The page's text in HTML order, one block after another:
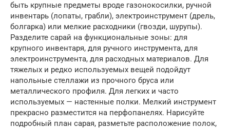
быть крупные предметы вроде газонокосилки, ручной
инвентарь (лопаты, грабли), электроинструмент (дрель,
болгарка) или мелкие расходники (гвозди, шурупы).
Разделите сарай на функциональные зоны: для
крупного инвентаря, для ручного инструмента, для
электроинструмента, для расходных материалов. Для
тяжелых и редко используемых вещей подойдут
напольные стеллажи из прочного бруса или
металлического профиля. Для легких и часто
используемых — настенные полки. Мелкий инструмент
прекрасно разместится на перфопанелях. Нарисуйте
подробный план сарая, разметьте расположение полок,